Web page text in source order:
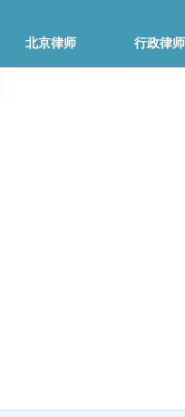
北京律师 行政律师